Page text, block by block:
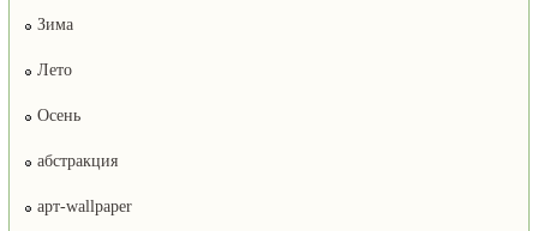
Зима
Лето
Осень
абстракция
арт-wallpaper